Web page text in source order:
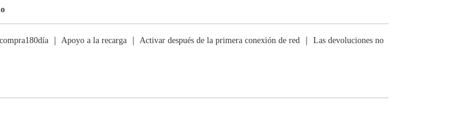
｜ Apoyo a la recarga ｜ Activar después de la primera conexión de red ｜ Las devoluciones no